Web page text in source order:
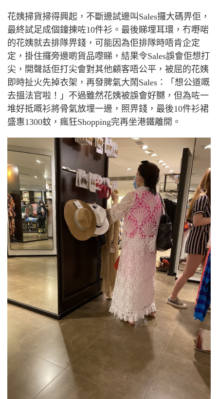
花姨掃貨掃得興起，不斷邊試邊叫 Sales攞大碼畀佢，
最終試足成個鐘揀咗10件衫。最後睇埋耳環，冇嘢啱
的花姨就去排隊畀錢，可能因為佢排隊時唔肯企定
定，掛住攞旁邊啲貨品嚟睇，結果令Sales誤會佢想打
尖，開聲話佢打尖會對其他顧客唔公平，被屈的花姨
即時扯火先掉衣架，再發脾氣大鬧 Sales ：「想公道嘅
去搵法官啦！」不過雖然花姨被誤會好嬲，但為咗一
堆好抵嘅衫將骨氣放埋一邊，照畀錢，最後10件衫裙
盛惠1300蚊，瘋狂Shopping完再坐港鐵離開。